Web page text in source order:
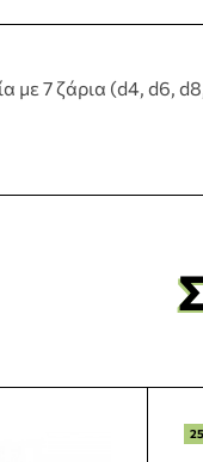
με 7 ζάρια (d4, d6,